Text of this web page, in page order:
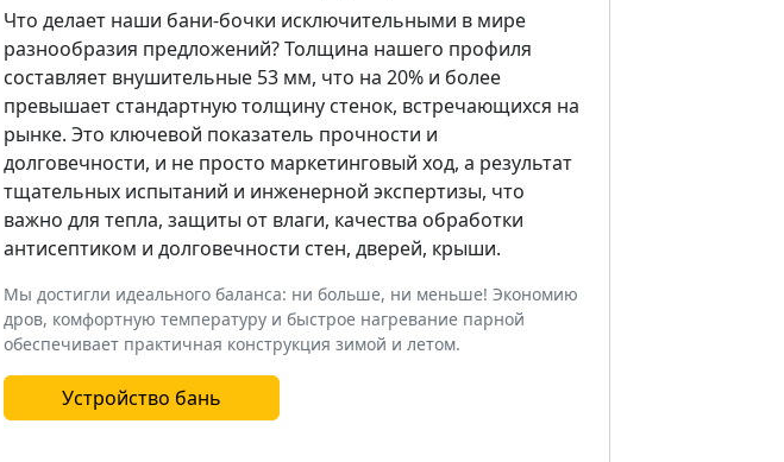
Что делает наши бани-бочки исключительными в мире
разнообразия предложений? Толщина нашего профиля
составляет внушительные 53 мм, что на 20% и более
превышает стандартную толщину стенок, встречающихся на
рынке. Это ключевой показатель прочности и
долговечности, и не просто маркетинговый ход, а результат
тщательных испытаний и инженерной экспертизы, что
важно для тепла, защиты от влаги, качества обработки
антисептиком и долговечности стен, дверей, крыши.
Мы достигли идеального баланса: ни больше, ни меньше! Экономию
дров, комфортную температуру и быстрое нагревание парной
обеспечивает практичная конструкция зимой и летом.
Устройство бань